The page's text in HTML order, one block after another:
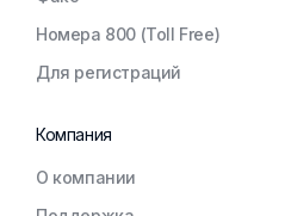
Номера 800 (Toll Free)
Для регистраций
Компания
О компании